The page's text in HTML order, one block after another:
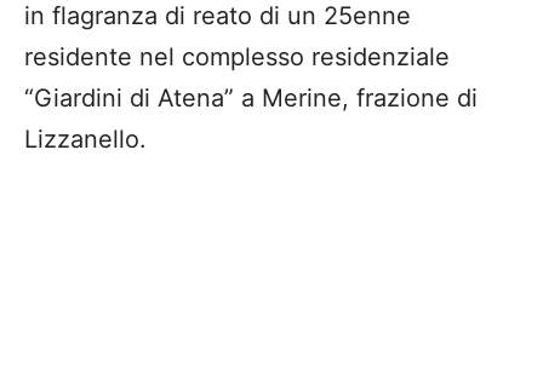
in flagranza di reato di un 25enne
residente nel complesso residenziale
“Giardini di Atena” a Merine, frazione di
Lizzanello.